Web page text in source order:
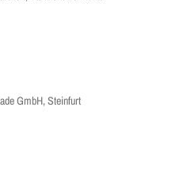
GmbH, Steinfurt